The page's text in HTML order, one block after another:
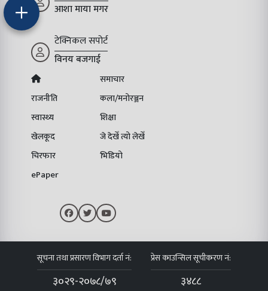
आशा माया मगर
टेक्निकल सपोर्ट
विनय बजगाई
समाचार
राजनीति
कला/मनोरञ्जन
स्वास्थ्य
शिक्षा
खेलकूद
जे देखेँ त्यो लेखेँ
चिरफार
भिडियो
ePaper
सूचना तथा प्रसारण विभाग दर्ता नं:
३०२९-२०७८/७९
प्रेस काउन्सिल सूचीकरण नं:
३४८८